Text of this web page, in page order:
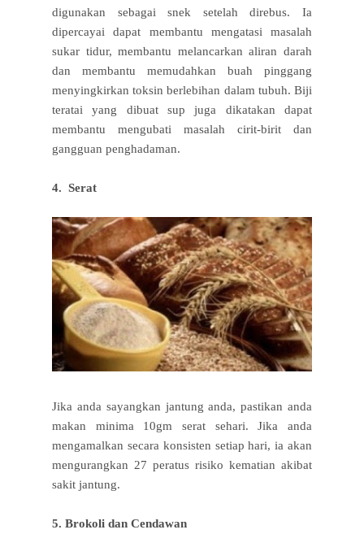
digunakan sebagai snek setelah direbus. Ia
dipercayai dapat membantu mengatasi masalah
sukar tidur, membantu melancarkan aliran darah
dan membantu memudahkan buah pinggang
menyingkirkan toksin berlebihan dalam tubuh. Biji
teratai yang dibuat sup juga dikatakan dapat
membantu mengubati masalah cirit-birit dan
gangguan penghadaman.
4. Serat
Jika anda sayangkan jantung anda, pastikan anda
makan minima 10gm serat sehari. Jika anda
mengamalkan secara konsisten setiap hari, ia akan
mengurangkan 27 peratus risiko kematian akibat
sakit jantung.
5. Brokoli dan Cendawan